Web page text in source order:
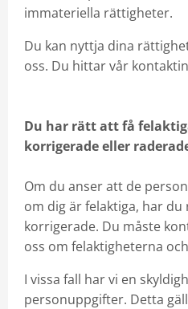
immateriella rättigheter.
Du kan nyttja dina
oss. Du hittar vår
Du har rätt att få
korrigerade eller
Om du anser att de
om dig är felaktiga, har
korrigerade. Du måste
oss om felaktigheterna
I vissa fall har vi en
personuppgifter. Detta